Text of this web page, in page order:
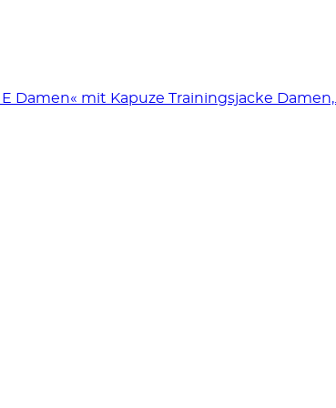
Damen« mit Kapuze Trainingsjacke Damen,...